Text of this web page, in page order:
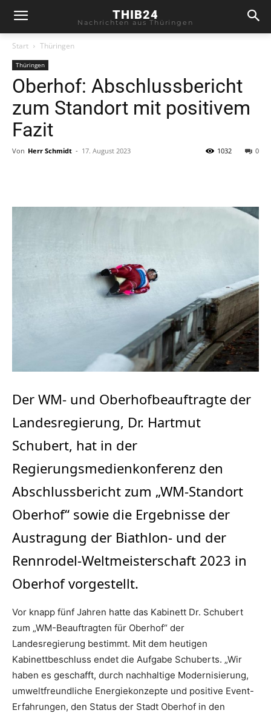
THIB24
Nachrichten aus Thüringen
Start Thüringen
Thüringen
Oberhof: Abschlussbericht
zum Standort mit positivem
Fazit
Von Herr Schmidt - 17. August 2023 0
1032
Der WM- und Oberhofbeauftragte der
Landesregierung, Dr. Hartmut
Schubert, hat in der
Regierungsmedienkonferenz den
Abschlussbericht zum „WM-Standort
Oberhof“ sowie die Ergebnisse der
Austragung der Biathlon- und der
Rennrodel-Weltmeisterschaft 2023 in
Oberhof vorgestellt.
Vor knapp fünf Jahren hatte das Kabinett Dr. Schubert
zum „WM-Beauftragten für Oberhof“ der
Landesregierung bestimmt. Mit dem heutigen
Kabinettbeschluss endet die Aufgabe Schuberts. „Wir
haben es geschafft, durch nachhaltige Modernisierung,
umweltfreundliche Energiekonzepte und positive Event-
Erfahrungen, den Status der Stadt Oberhof in den